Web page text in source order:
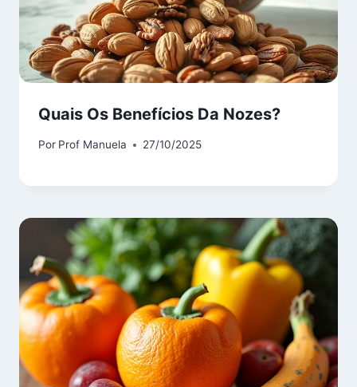
Quais Os Benefícios Da Nozes?
Por Prof Manuela 27/10/2025